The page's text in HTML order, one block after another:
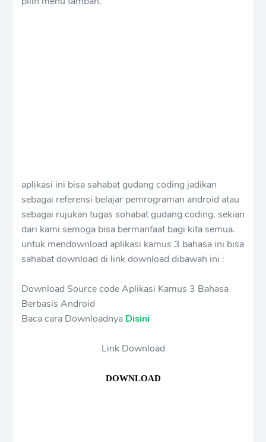
aplikasi ini bisa sahabat gudang coding jadikan
sebagai referensi belajar pemrograman android atau
sebagai rujukan tugas sohabat gudang coding. sekian
dari kami semoga bisa bermanfaat bagi kita semua.
untuk mendownload aplikasi kamus 3 bahasa ini bisa
sahabat download di link download dibawah ini :
Download Source code Aplikasi Kamus 3 Bahasa
Berbasis Android
Baca cara Downloadnya Disini
Link Download
DOWNLOAD